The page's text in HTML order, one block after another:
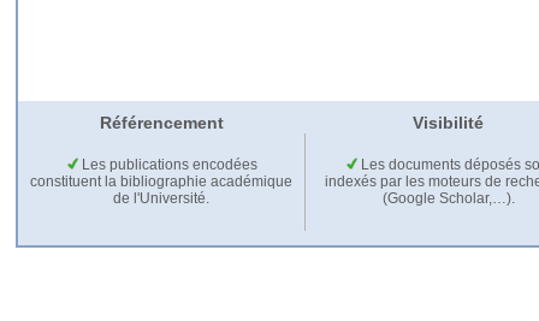
Référencement Visibilité
Les publications encodées
constituent la bibliographie académique
de l'Université.
Les documents déposés
indexés par les moteurs de
(Google Scholar,…).